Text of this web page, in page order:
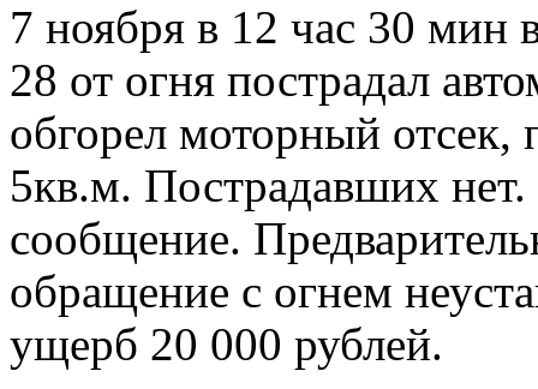
7 ноября в 12 час 30 мин
28 от огня пострадал
обгорел моторный
5кв.м. Пострадавших нет.
сообщение.
обращение с огнем
ущерб 20 000 рублей.